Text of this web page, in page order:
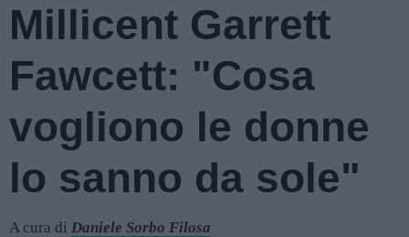
Millicent Garrett
Fawcett: "Cosa
vogliono le donne
lo sanno da sole"
A cura di Daniele Sorbo Filosa